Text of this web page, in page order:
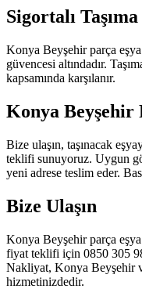
Sigortalı Taşıma
Konya Beyşehir parça eşya
güvencesi altındadır.
kapsamında karşılanır.
Konya Beyşehir
Bize ulaşın, taşınacak
teklifi sunuyoruz. Uygun
yeni adrese teslim eder.
Bize Ulaşın
Konya Beyşehir parça
fiyat teklifi için 0850 305
Nakliyat, Konya Beyşehir
hizmetinizdedir.